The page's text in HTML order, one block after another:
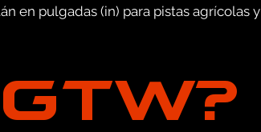
en pulgadas (in) para pistas agrícolas y